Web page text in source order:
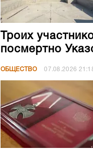
Троих
посмертно
ОБЩЕСТВО 07.08.2026